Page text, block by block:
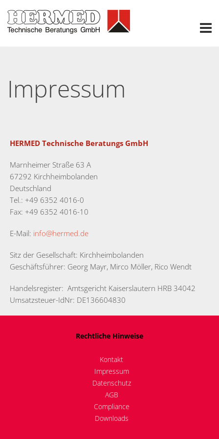
Impressum
HERMED Technische Beratungs GmbH
Marnheimer Straße 63 A
67292 Kirchheimbolanden
Deutschland
Tel.: +49 6352 4016-0
Fax: +49 6352 4016-10
E-Mail: info@hermed.de
Sitz der Gesellschaft: Kirchheimbolanden
Geschäftsführer: Georg Mayr, Mirco Möller, Rico Wendt
Handelsregister: Amtsgericht Kaiserslautern HRB 34042
Umsatzsteuer-IdNr: DE136604830
Rechtliche Hinweise
Kontakt
Impressum
Datenschutz
AGB
Compliance
Downloads